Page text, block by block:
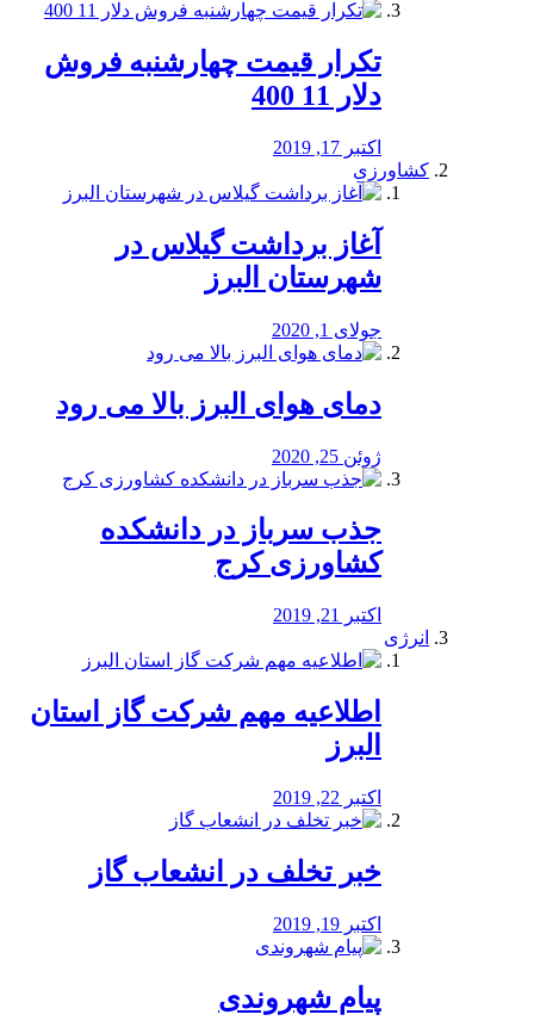
تکرار قیمت چهارشنبه فروش
دلار 11 400
اکتبر 17, 2019
کشاورزی
آغاز برداشت گیلاس در
شهرستان البرز
جولای 1, 2020
دمای هوای البرز بالا می رود
ژوئن 25, 2020
جذب سرباز در دانشکده
کشاورزی کرج
اکتبر 21, 2019
انرژی
️اطلاعیه مهم شرکت گاز استان
البرز
اکتبر 22, 2019
خبر تخلف در انشعاب گاز
اکتبر 19, 2019
پیام شهروندی